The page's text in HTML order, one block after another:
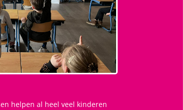
helpen al heel veel kinderen